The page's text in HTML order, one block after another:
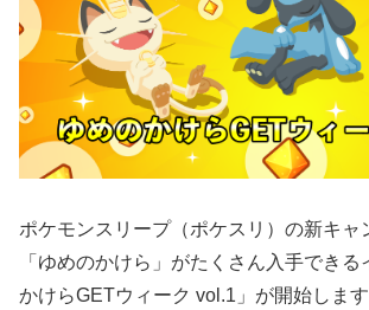
ポケモンスリープ（ポケスリ）の新キャ
「ゆめのかけら」がたくさん入手でき
かけらGETウィーク vol.1」が開始します